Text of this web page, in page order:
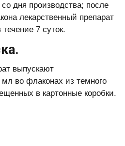
дня производства; после
лекарственный препарат
7 суток.
выпускают
во флаконах из темного
в картонные коробки.